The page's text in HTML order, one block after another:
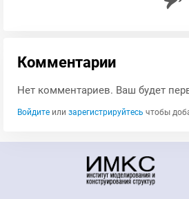
Комментарии
Нет комментариев. Ваш будет
Войдите или зарегистрируйтесь чтобы